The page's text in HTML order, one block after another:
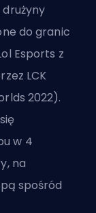
do granic
Esports z
LCK
2022).
w 4
na
spośród